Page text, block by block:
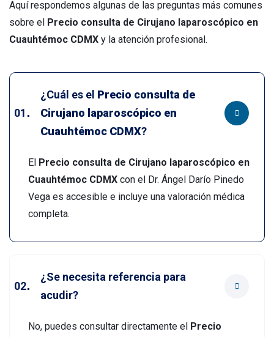
Aquí respondemos algunas de las preguntas más comunes
sobre el Precio consulta de Cirujano laparoscópico en
Cuauhtémoc CDMX y la atención profesional.
¿Cuál es el Precio consulta de
Cirujano laparoscópico en
Cuauhtémoc CDMX?
El Precio consulta de Cirujano laparoscópico en
Cuauhtémoc CDMX con el Dr. Ángel Darío Pinedo
Vega es accesible e incluye una valoración médica
completa.
¿Se necesita referencia para
acudir?
No, puedes consultar directamente el Precio